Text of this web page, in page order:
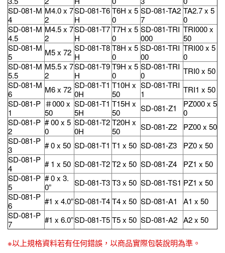
SD-081-M
4
M4.0 x 7
2
SD-081-T6
H
T6H x 5
0
SD-081-TA2
7
TA2.7 x 5
0
SD-081-M
4.5
M4.5 x 7
2
SD-081-T7
H
T7H x 5
0
SD-081-TRI
000
TRI000 x
50
SD-081-M
5
M5 x 72 SD-081-T8
H
T8H x 5
0
SD-081-TRI
00
TRI00 x 5
0
SD-081-M
5.5
M5.5 x 7
2
SD-081-T9
H
T9H x 5
0
SD-081-TRI
0
TRI0 x 50
SD-081-M
6
M6 x 72 SD-081-T1
0H
T10H x
50
SD-081-TRI
1
TRI1 x 50
SD-081-P
1
＃000 x
50
SD-081-T1
5H
T15H x
50
SD-081-Z1
PZ000 x 5
0
SD-081-P
2
# 00 x 5
0
SD-081-T2
0H
T20H x
50
SD-081-Z2
PZ00 x 50
SD-081-P
3
# 0 x 50 SD-081-T1 T1 x 50 SD-081-Z3
PZ0 x 50
SD-081-P
4
# 1 x 50 SD-081-T2T2 x 50 SD-081-Z4
PZ1 x 50
SD-081-P
5
# 0 x 3.
0”
SD-081-T3T3 x 50 SD-081-TS1 PZ1 x 50
SD-081-P
6
#1 x 4.0”SD-081-T4T4 x 50 SD-081-A1
A1 x 50
SD-081-P
7
#1 x 6.0”SD-081-T5T5 x 50 SD-081-A2 A2 x 50
※以上規格資料若有任何錯誤，以商品實際包裝說明為準。